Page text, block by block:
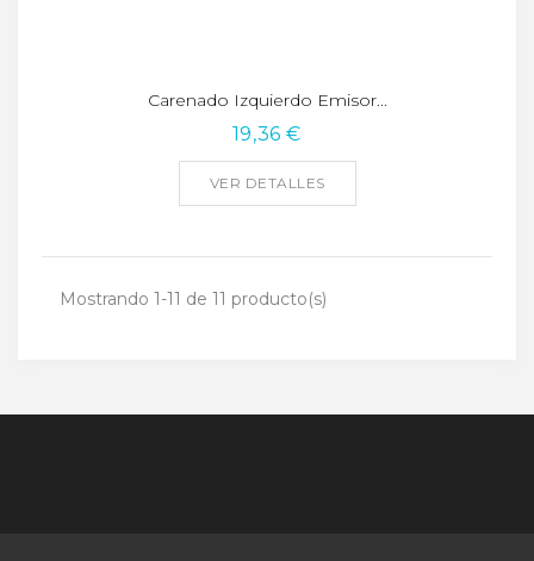
Carenado Izquierdo Emisor...
19,36 €
VER DETALLES
Mostrando 1-11 de 11 producto(s)